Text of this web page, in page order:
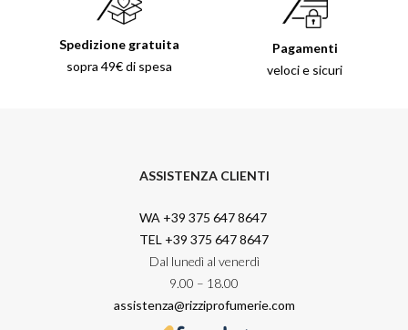
Spedizione gratuita
sopra 49€ di spesa
Pagamenti
veloci e sicuri
ASSISTENZA CLIENTI
WA +39 375 647 8647
TEL +39 375 647 8647
Dal lunedì al venerdì
9.00 – 18.00
assistenza@rizziprofumerie.com